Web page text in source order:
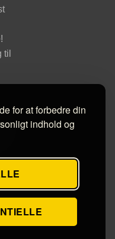
for at forbedre din
indhold og
til